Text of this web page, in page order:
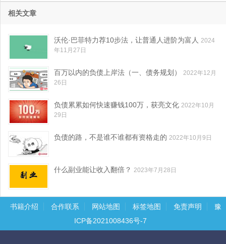
相关文章
沃伦·巴菲特力荐10步法，让普通人进阶为富人 2024
年11月27日
百万以内的负债上岸法（一、债务规划）
2022年12月
26日
负债累累如何快速赚钱100万，获亮文化 2022年10月
29日
负债的路，不是谁不谁都有资格走的 2022年10月9日
什么副业能让收入翻倍？ 2023年7月28日
书籍介绍 合作联系 网站地图 标签地图 免责声明
豫
ICP备2021008436号-7